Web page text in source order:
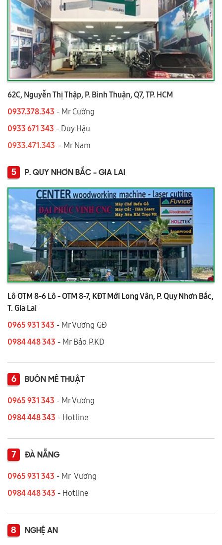
62C, Nguyễn Thị Thập, P. Bình Thuận, Q7, TP. HCM
0937.378.343 - Mr Cường
0933 671 343 - Duy Hậu
0933.471.343 - Mr Nam
5 P. QUY NHƠN BẮC - GIA LAI
Lô OTM 8-6 Lô - OTM 8-7, KĐT Mới Long Vân, P. Quy Nhơn Bắc,
T. Gia Lai
0965 931 343 - Mr Vương GĐ
0984 448 343 - Mr Bảo P.KD
6 BUÔN MÊ THUẬT
0965 931 343 - Mr Vương
0984 448 343 - Hotline
7 ĐÀ NẴNG
0965 931 343 - Mr Vương
0984 448 343 - Hotline
8 NGHỆ AN